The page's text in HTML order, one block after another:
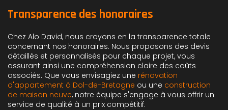
Transparence des honoraires
Chez Alo David, nous croyons en la transparence totale
concernant nos honoraires. Nous proposons des devis
détaillés et personnalisés pour chaque projet, vous
assurant ainsi une compréhension claire des coûts
associés. Que vous envisagiez une rénovation
d'appartement à Dol-de-Bretagne ou une construction
de maison neuve, notre équipe s'engage à vous offrir un
service de qualité à un prix compétitif.